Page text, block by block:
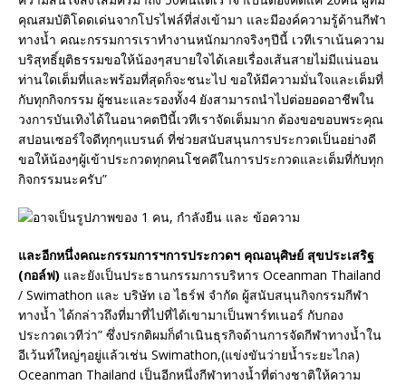
คุณสมบัติโดดเด่นจากโปรไฟล์ที่ส่งเข้ามา และมีองค์ความรู้ด้านกีฬา
ทางน้ำ คณะกรรมการเราทำงานหนักมากจริงๆปีนี้ เวทีเราเน้นความ
บริสุทธิ์ยุติธรรมขอให้น้องๆสบายใจได้เลยเรื่องเส้นสายไม่มีแน่นอน
ท่านใดเต็มที่และพร้อมที่สุดก็จะชนะไป ขอให้มีความมั่นใจและเต็มที่
กับทุกกิจกรรม ผู้ชนะและรองทั้ง4 ยังสามารถนำไปต่อยอดอาชีพใน
วงการบันเทิงได้ในอนาคตปีนี้เวทีเราจัดเต็มมาก ต้องขอขอบพระคุณ
สปอนเซอร์ใจดีทุกๆแบรนด์ ที่ช่วยสนับสนุนการประกวดเป็นอย่างดี
ขอให้น้องๆผู้เข้าประกวดทุกคนโชคดีในการประกวดและเต็มที่กับทุก
กิจกรรมนะครับ”
และอีกหนึ่งคณะกรรมการฯการประกวดฯ คุณอนุศิษย์ สุขประเสริฐ
(กอล์ฟ) และยังเป็นประธานกรรมการบริหาร Oceanman Thailand
/ Swimathon และ บริษัท เอ ไธร์ฟ จำกัด ผู้สนับสนุนกิจกรรมกีฬา
ทางน้ำ ได้กล่าวถึงที่มาที่ไปที่ได้เขามาเป็นพาร์ทเนอร์ กับกอง
ประกวดเวทีว่า” ซึ่งปรกติผมก็ดำเนินธุรกิจด้านการจัดกีฬาทางน้ำใน
อีเว้นท์ใหญ่ๆอยู่แล้วเช่น Swimathon,(แข่งขันว่ายน้ำระยะไกล)
Oceanman Thailand เป็นอีกหนึ่งกีฬาทางน้ำที่ต่างชาติให้ความ